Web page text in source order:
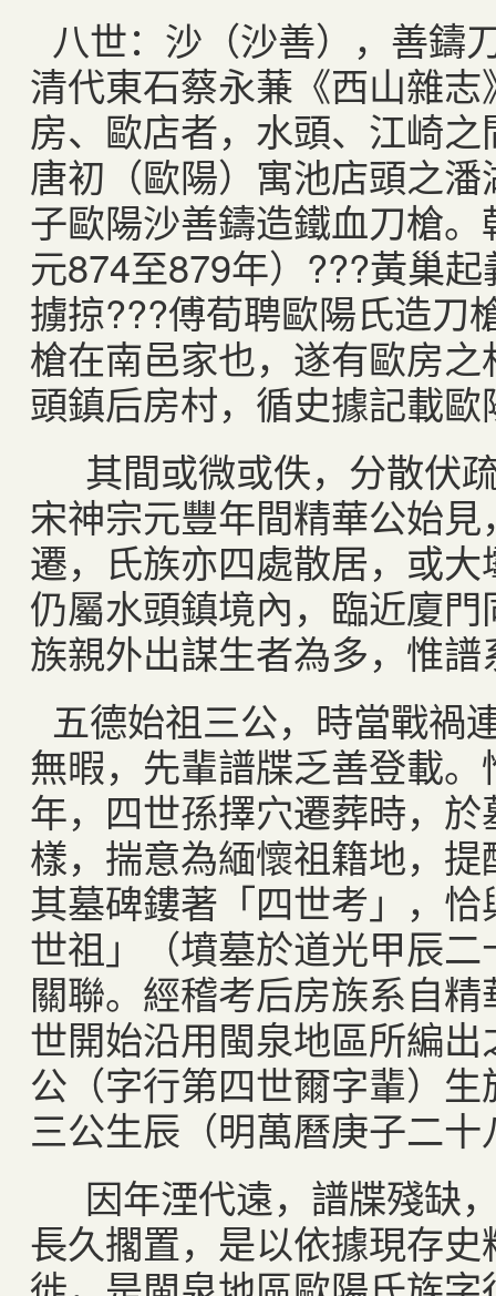
八世：沙（沙善），善鑄
清代東石蔡永蒹《西山雜
房、歐店者，水頭、江崎
唐初（歐陽）寓池店頭之
子歐陽沙善鑄造鐵血刀槍
元874至879年）???黃巢
擄掠???傅荀聘歐陽氏造刀
槍在南邑家也，遂有歐房
頭鎮后房村，循史據記載
其間或微或佚，分散伏
宋神宗元豐年間精華公始
遷，氏族亦四處散居，或
仍屬水頭鎮境內，臨近廈
族親外出謀生者為多，惟
五德始祖三公，時當戰禍
無暇，先輩譜牒乏善登載
年，四世孫擇穴遷葬時，
樣，揣意為緬懷祖籍地，
其墓碑鏤著「四世考」，
世祖」（墳墓於道光甲辰
關聯。經稽考后房族系自
世開始沿用閩泉地區所編
公（字行第四世爾字輩）
三公生辰（明萬曆庚子二
因年湮代遠，譜牒殘缺
長久擱置，是以依據現存